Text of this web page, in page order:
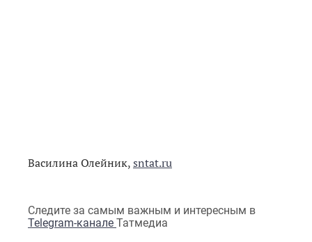
Василина Олейник,sntat.ru
Следите за самым важным и интересным в
Telegram-канале Татмедиа